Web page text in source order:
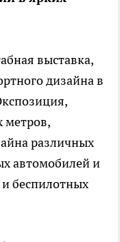
выставка,
дизайна в
метров,
различных
автомобилей и
беспилотных